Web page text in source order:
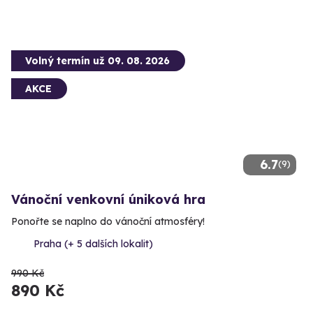
6.7(9)
Volný termín už 09. 08. 2026
AKCE
Vánoční venkovní úniková hra
Ponořte se naplno do vánoční atmosféry!
Praha (+ 5 dalších lokalit)
990 Kč
890 Kč